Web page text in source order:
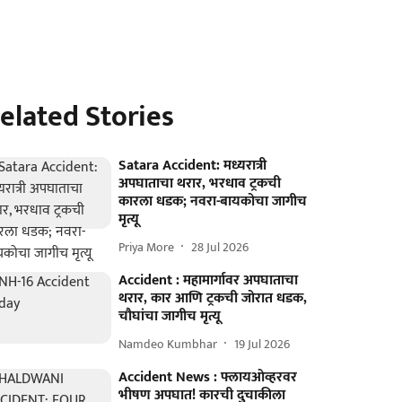
Stories
Satara Accident: मध्यरात्री
अपघाताचा थरार, भरधाव ट्रकची
कारला धडक; नवरा-बायकोचा जागीच
मृत्यू
Priya More 28 Jul 2026
Accident : महामार्गावर अपघाताचा
थरार, कार आणि ट्रकची जोरात धडक,
चौघांचा जागीच मृत्यू
Namdeo Kumbhar 19 Jul 2026
Accident News : फ्लायओव्हरवर
भीषण अपघात! कारची दुचाकीला